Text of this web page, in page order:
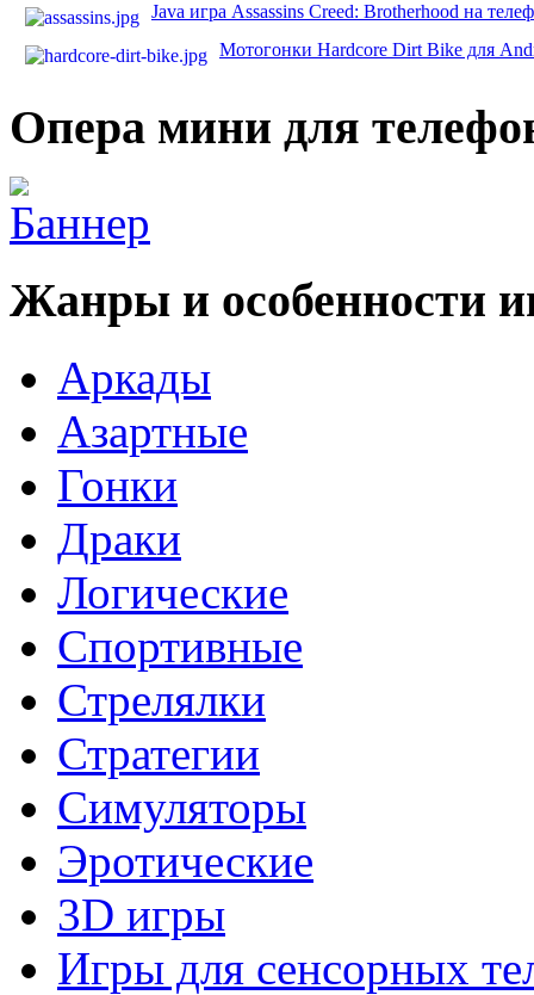
Java игра Assassins Creed: Brotherhood на
Мотогонки Hardcore Dirt Bike для
Опера мини для
Жанры и особенности
Аркады
Азартные
Гонки
Драки
Логические
Спортивные
Стрелялки
Стратегии
Симуляторы
Эротические
3D игры
Игры для сенсорных